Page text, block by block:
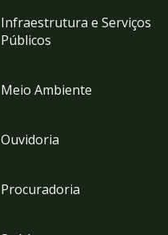
Infraestrutura e Serviços
Públicos
Meio Ambiente
Ouvidoria
Procuradoria